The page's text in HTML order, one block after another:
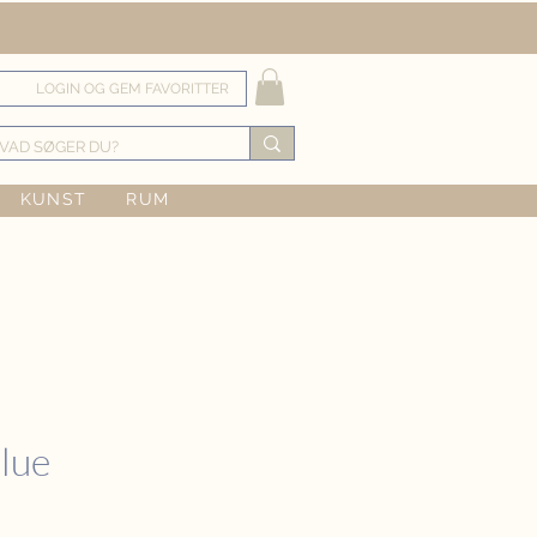
LOGIN OG GEM FAVORITTER
KUNST RUM